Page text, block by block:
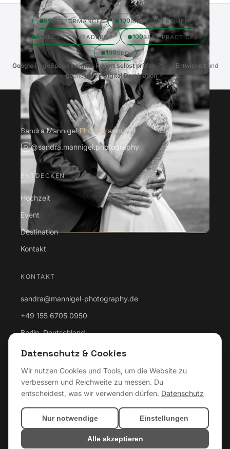
99PERFORMANCE 100BARRIEREFREIHEIT
A+SECURITY HEADERS ↗ 100BEST PRACTICES
100SEO
Google PageSpeed Insights Report selbst prüfen ↗ ·
Entwickelt und
gepflegt vonDigital Domination ↗
Sandra MannigelPhotography
@sandra.mannigel.photography
ENTDECKEN
Hochzeit
Event
Destination
Kontakt
KONTAKT
sandra@mannigel-photography.de
+49 155 6705 0950
Berlin, Deutschland
Impressum
Cookie-Einstellungen
© 2026 Sandra Mannigel Photography
Datenschutz & Cookies
Wir nutzen Cookies und Tools, um die Website zu
verbessern und Reichweite zu messen. Du
entscheidest, was wir verwenden dürfen. Datenschutz
Nur notwendige Einstellungen
Alle akzeptieren